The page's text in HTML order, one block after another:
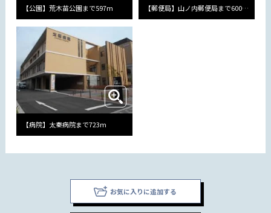
【公園】荒木苗公園まで597m 【郵便局】山ノ内郵便局まで600m
【病院】太秦病院まで723m
お気に入りに追加する